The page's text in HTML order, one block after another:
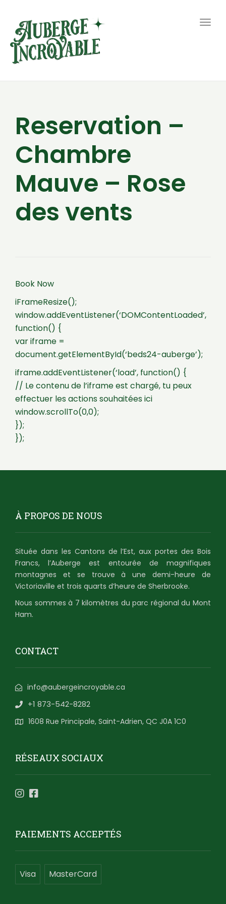
Reservation –
Chambre
Mauve – Rose
des vents
Book Now
iFrameResize();
window.addEventListener(‘DOMContentLoaded’,
function() {
var iframe =
document.getElementById(‘beds24-auberge’);
iframe.addEventListener(‘load’, function() {
// Le contenu de l’iframe est chargé, tu peux
effectuer les actions souhaitées ici
window.scrollTo(0,0);
});
});
À PROPOS DE NOUS
Située dans les Cantons de l’Est, aux portes des Bois
Francs, l’Auberge est entourée de magnifiques
montagnes et se trouve à une demi-heure de
Victoriaville et trois quarts d’heure de Sherbrooke.
Nous sommes à 7 kilomètres du parc régional du Mont
Ham.
CONTACT
info@aubergeincroyable.ca
+1 873-542-8282
1608 Rue Principale, Saint-Adrien, QC J0A 1C0
RÉSEAUX SOCIAUX
PAIEMENTS ACCEPTÉS
Visa MasterCard